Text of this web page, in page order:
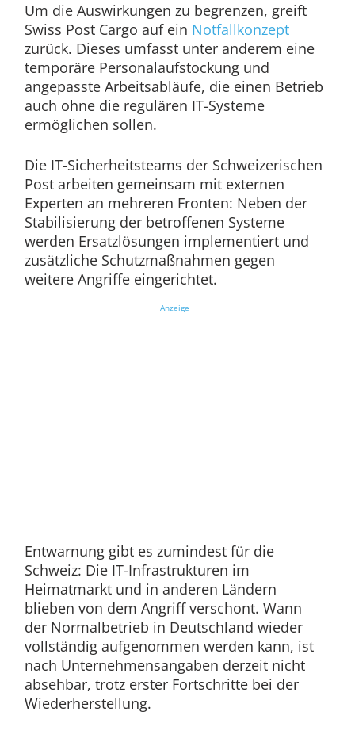
Um die Auswirkungen zu begrenzen, greift
Swiss Post Cargo auf ein Notfallkonzept
zurück. Dieses umfasst unter anderem eine
temporäre Personalaufstockung und
angepasste Arbeitsabläufe, die einen Betrieb
auch ohne die regulären IT-Systeme
ermöglichen sollen.
Die IT-Sicherheitsteams der Schweizerischen
Post arbeiten gemeinsam mit externen
Experten an mehreren Fronten: Neben der
Stabilisierung der betroffenen Systeme
werden Ersatzlösungen implementiert und
zusätzliche Schutzmaßnahmen gegen
weitere Angriffe eingerichtet.
Anzeige
Entwarnung gibt es zumindest für die
Schweiz: Die IT-Infrastrukturen im
Heimatmarkt und in anderen Ländern
blieben von dem Angriff verschont. Wann
der Normalbetrieb in Deutschland wieder
vollständig aufgenommen werden kann, ist
nach Unternehmensangaben derzeit nicht
absehbar, trotz erster Fortschritte bei der
Wiederherstellung.